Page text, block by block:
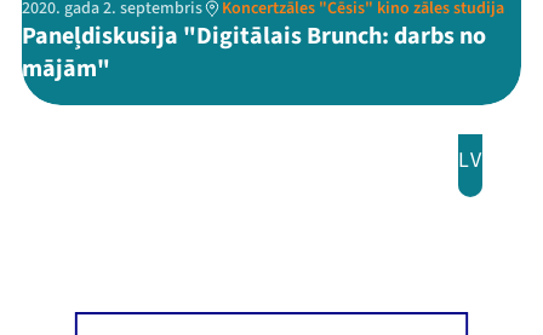
2020. gada 2. septembris Koncertzāles "Cēsis" kino zāles studija
Paneļdiskusija "Digitālais Brunch: darbs no
mājām"
LV